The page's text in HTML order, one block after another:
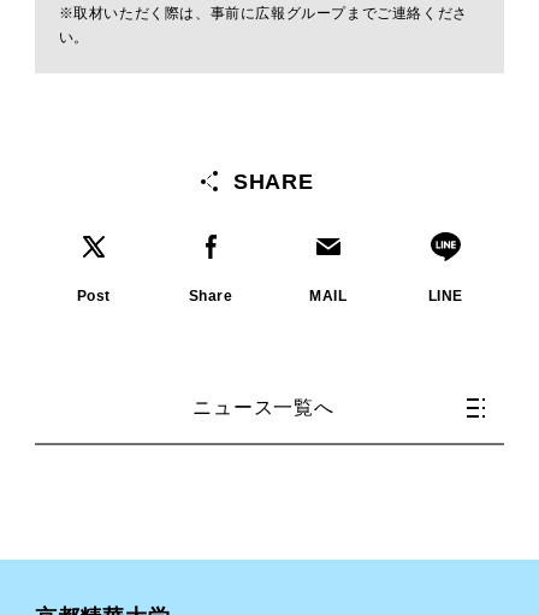
※取材いただく際は、事前に広報グループまでご連絡くださ
い。
SHARE
Post Share MAIL LINE
ニュース一覧へ